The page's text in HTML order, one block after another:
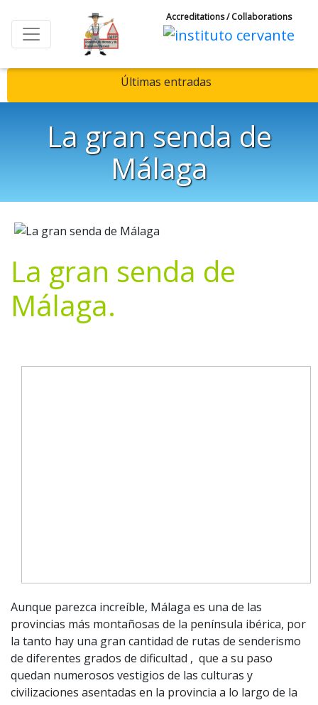
Accreditations / Collaborations
Últimas entradas
La gran senda de
Málaga
La gran senda de
Málaga.
Aunque parezca increíble, Málaga es una de las
provincias más montañosas de la península ibérica, por
la tanto hay una gran cantidad de rutas de senderismo
de diferentes grados de dificultad , que a su paso
quedan numerosos vestigios de las culturas y
civilizaciones asentadas en la provincia a lo largo de la